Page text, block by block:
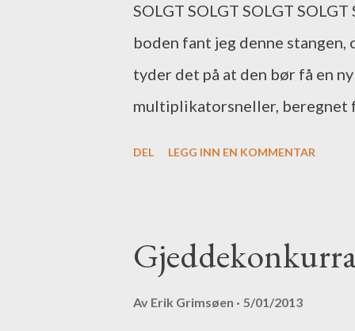
SOLGT SOLGT SOLGT
boden fant jeg denne stangen,
tyder det på at den bør få en
multiplikatorsneller, beregnet
toppaksjon og kaster både
svabergfiske i sjøen, i tillegg
DEL LEGG INN EN KOMMENTAR
Av Erik Grimsøen 5/01/2013